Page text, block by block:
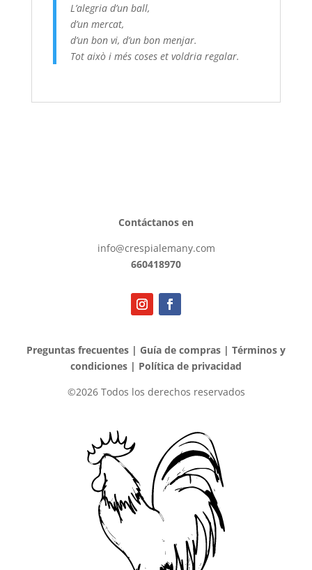
L’alegria d’un ball,
d’un mercat,
d’un bon vi, d’un bon menjar.
Tot això i més coses et voldria regalar.
Contáctanos en
info@crespialemany.com
660418970
Preguntas frecuentes | Guía de compras | Términos y
condiciones | Política de privacidad
©2026 Todos los derechos reservados